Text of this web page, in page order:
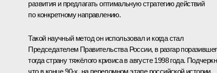
развития и предлагать оптимальную стратегию действий
по конкретному направлению.
Такой научный метод он использовал и когда стал
Председателем Правительства России, в разгар
тогда страну тяжёлого кризиса в августе 1998 года.
что в конце 90-х, на переломном этапе российской истории,